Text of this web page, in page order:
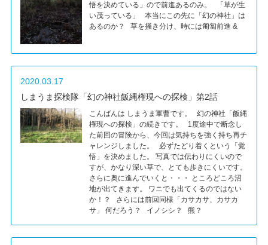
悟を決めている」ので前進あるのみ。 「草が生
い茂っている」 本当にこの先に「幻の神社」は
あるのか？ 草を掻き分け、時には匍匐前進 &
2020.03.17
しまうま探検隊「幻の神社飯縄権現への探検」第2話
こんばんは しまうま軍曹です。 幻の神社「飯縄
権現への探検」の続きです。 1度途中で断念し
た前回の冒険から、今回は気持ちを強く持ち再チ
ャレンジしました。 必ずたどり着くという「覚
悟」を決めました。 写真では伝わりにくいので
すが、かなり深い草で、とても歩きにくいです。
さらに奥に進んでいくと・・・ ところどころ沼
地が出てきます。 ワニでも出てくるのではない
か！？ さらには前回同様「カサカサ、カサカ
サ」 何だろう？ イノシシ？ 熊？